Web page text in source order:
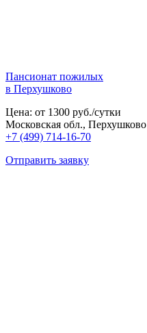
Пансионат пожилых
в Перхушково
Цена: от 1300 руб./сутки
Московская обл., Перхушково
+7 (499) 714-16-70
Отправить заявку